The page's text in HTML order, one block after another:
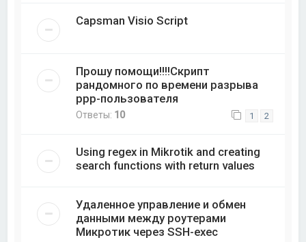
Capsman Visio Script
Прошу помощи!!!!Скрипт
рандомного по времени разрыва
ppp-пользователя
Ответы: 10 1 2
Using regex in Mikrotik and creating
search functions with return values
Удаленное управление и обмен
данными между роутерами
Микротик через SSH-exec